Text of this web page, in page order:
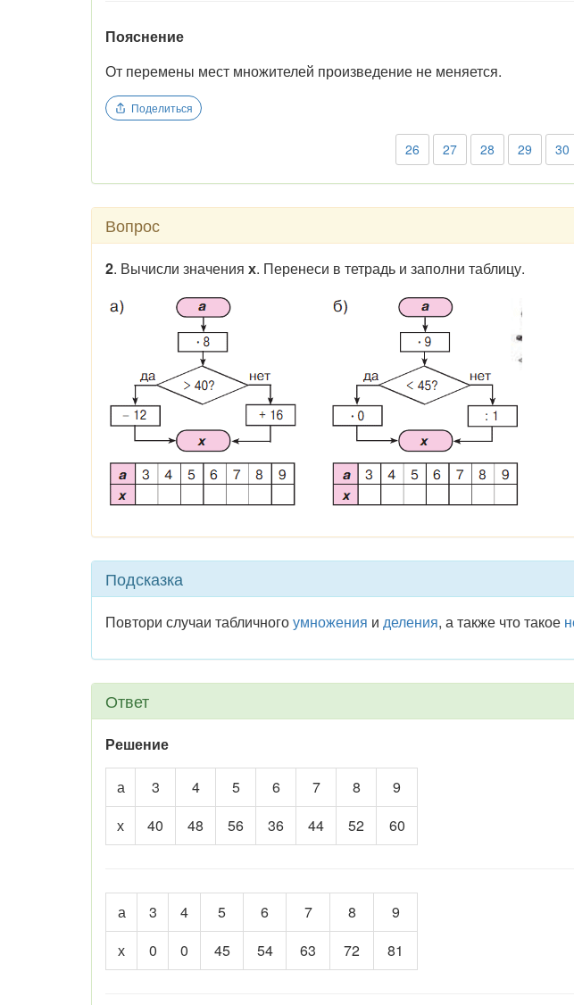
Пояснение
От перемены мест множителей произведение не меняется.
Поделиться
26 27 28 29 30
Вопрос
2. Вычисли значения х. Перенеси в тетрадь и заполни таблицу.
Подсказка
Повтори случаи табличногоумножения и деления, а также что такое
Ответ
Решение
а 3 4 5 6 7 8
9
х
40 48 56 36 44 52 60
а 3 4 5 6 7 8
9
х
0 0 45 54 63 72 81